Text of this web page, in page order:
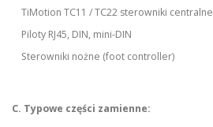
TiMotion TC11 / TC22 sterowniki centralne
Piloty RJ45, DIN, mini-DIN
Sterowniki nożne (foot controller)
C. Typowe części zamienne: